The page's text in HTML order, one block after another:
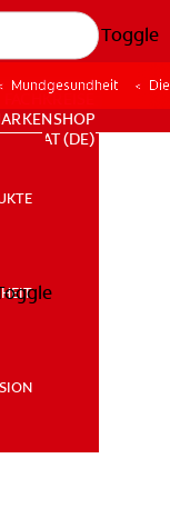
Toggle
MISSION
FACHKREISE
AT (DE)
Mundgesundheit
bei